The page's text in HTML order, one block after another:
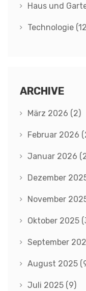
Haus und
Technologie
ARCHIVE
März 2026 (2)
Februar 2026
Januar 2026
Dezember
November
Oktober 2025
September
August 2025
Juli 2025 (9)